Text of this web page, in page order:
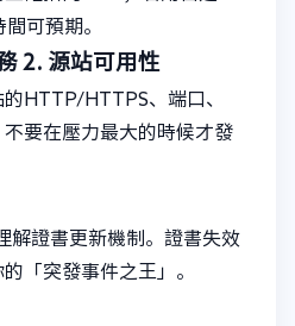
可預期。
2. 源站可用性
HTTP/HTTPS、端口、
要在壓力最大的時候才發
解證書更新機制。證書失效
「突發事件之王」。